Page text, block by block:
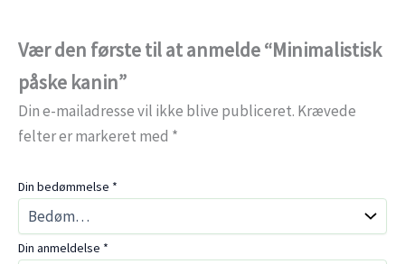
Vær den første til at anmelde “Minimalistisk
påske kanin”
Din e-mailadresse vil ikke blive publiceret. Krævede
felter er markeret med *
Din bedømmelse *
Din anmeldelse *